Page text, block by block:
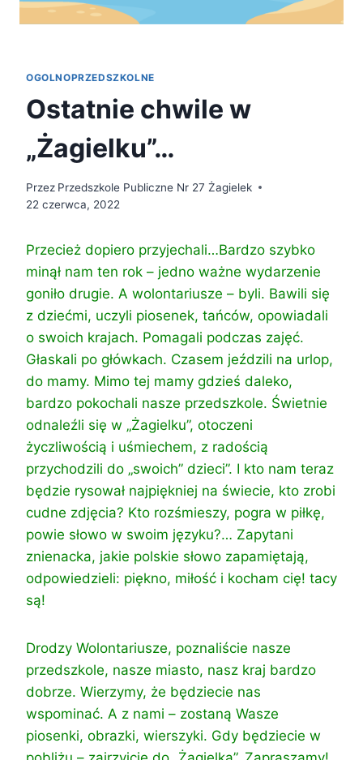
OGOLNOPRZEDSZKOLNE
Ostatnie chwile w
„Żagielku”…
Przez Przedszkole Publiczne Nr 27 Żagielek
22 czerwca, 2022
Przecież dopiero przyjechali…Bardzo szybko
minął nam ten rok – jedno ważne wydarzenie
goniło drugie. A wolontariusze – byli. Bawili się
z dziećmi, uczyli piosenek, tańców, opowiadali
o swoich krajach. Pomagali podczas zajęć.
Głaskali po główkach. Czasem jeździli na urlop,
do mamy. Mimo tej mamy gdzieś daleko,
bardzo pokochali nasze przedszkole. Świetnie
odnaleźli się w „Żagielku”, otoczeni
życzliwością i uśmiechem, z radością
przychodzili do „swoich” dzieci”. I kto nam teraz
będzie rysował najpiękniej na świecie, kto zrobi
cudne zdjęcia? Kto rozśmieszy, pogra w piłkę,
powie słowo w swoim języku?… Zapytani
znienacka, jakie polskie słowo zapamiętają,
odpowiedzieli: piękno, miłość i kocham cię! tacy
są!
Drodzy Wolontariusze, poznaliście nasze
przedszkole, nasze miasto, nasz kraj bardzo
dobrze. Wierzymy, że będziecie nas
wspominać. A z nami – zostaną Wasze
piosenki, obrazki, wierszyki. Gdy będziecie w